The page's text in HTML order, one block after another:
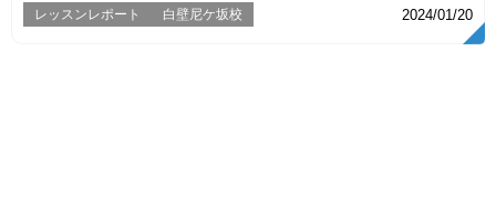
レッスンレポート 白壁尼ケ坂校 2024/01/20